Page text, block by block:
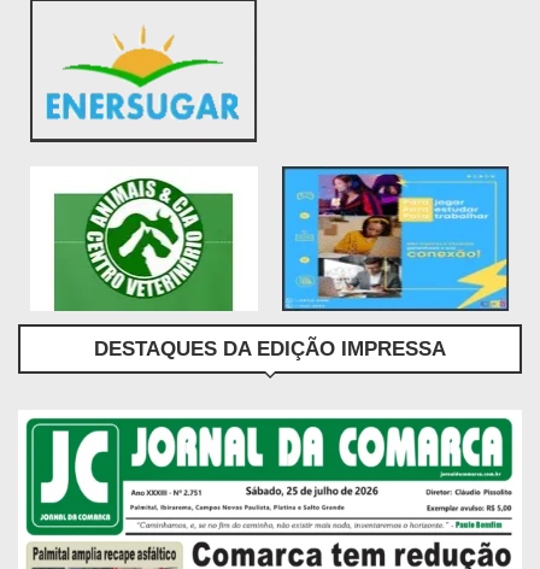
DESTAQUES DA EDIÇÃO IMPRESSA